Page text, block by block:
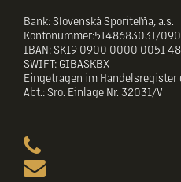
Bank: Slovenská Sporiteľňa, a.s.
Kontonummer:5148683031/
IBAN: SK19 0900 0000 0051
SWIFT: GIBASKBX
Eingetragen im
Abt.: Sro. Einlage Nr. 32031/V